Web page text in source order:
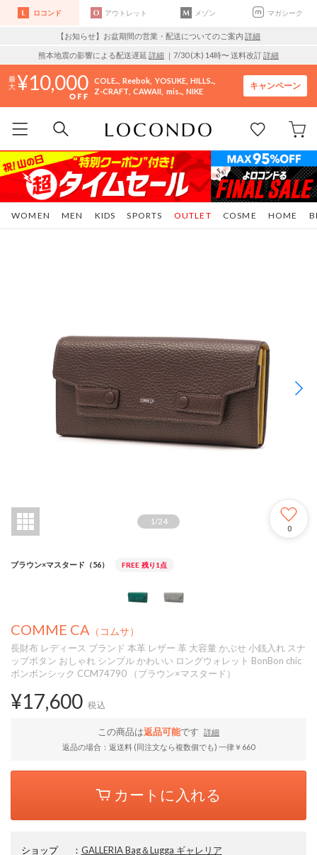
ロコンド アウトレット メゾン マガシーク
【お知らせ】お盆期間の営業・配送についてのご案内 詳細
熊本地震の影響による配送遅延 詳細 ｜7/30 (木) 14時〜 送料改訂詳細
10,000 COLE.. Reebok YOSUKE HILLS..
Z-CRAFT CAWAII mis.. NIKE
キャンペーン
WOMEN MEN KIDS SPORTS COSME HOME
OUTLET
1 /24
0
ブラウン×マスタード（56） FREE 残り1点
COMME CA （コムサ）
長財布 レディース ブランド 本革 レザー 革 大容量 かぶせ 小銭入れ スナ
ップボタン おしゃれ シンプル かわいい ロングウォレット BonBon chic
ボンボンシック CCM74790 （ブラウン×マスタード）
¥17,600 税込
この商品は返品可能です
詳細
返品の場合：返送料 (同注文なら複数個でも) 一律￥660
カートに入れる
ショップ ： GALLERIA Bag＆Lugga ギャレリア